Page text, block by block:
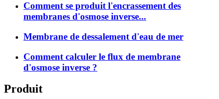
Comment se produit l'encrassement des
membranes d'osmose inverse...
Membrane de dessalement d'eau de mer
Comment calculer le flux de membrane
d'osmose inverse ?
Produit